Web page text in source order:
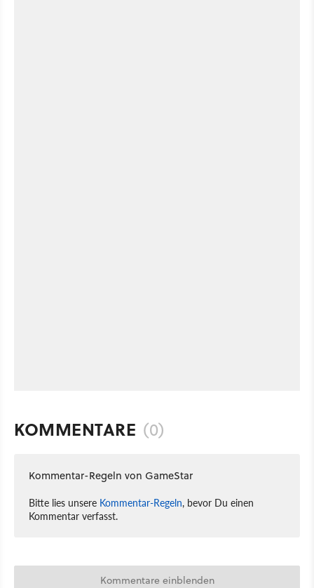
KOMMENTARE (0)
Kommentar-Regeln von GameStar
Bitte lies unsere Kommentar-Regeln, bevor Du einen
Kommentar verfasst.
Kommentare einblenden